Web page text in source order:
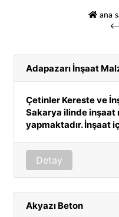
ana
Adapazarı İnşaat
Çetinler Kereste ve
Sakarya ilinde inşaat
yapmaktadır. İnşaat
Detay
Akyazı Beton